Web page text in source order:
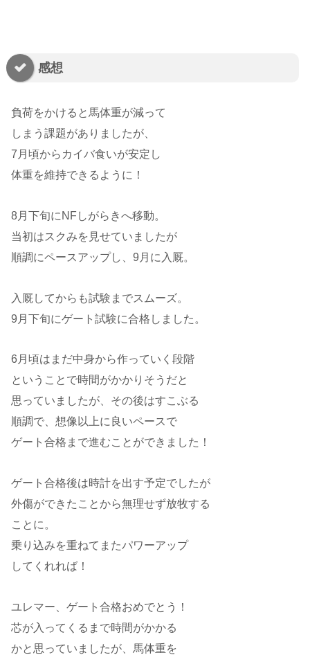
感想
負荷をかけると馬体重が減って
しまう課題がありましたが、
7月頃からカイバ食いが安定し
体重を維持できるように！
8月下旬にNFしがらきへ移動。
当初はスクみを見せていましたが
順調にペースアップし、9月に入厩。
入厩してからも試験までスムーズ。
9月下旬にゲート試験に合格しました。
6月頃はまだ中身から作っていく段階
ということで時間がかかりそうだと
思っていましたが、その後はすこぶる
順調で、想像以上に良いペースで
ゲート合格まで進むことができました！
ゲート合格後は時計を出す予定でしたが
外傷ができたことから無理せず放牧する
ことに。
乗り込みを重ねてまたパワーアップ
してくれれば！
ユレマー、ゲート合格おめでとう！
芯が入ってくるまで時間がかかる
かと思っていましたが、馬体重を